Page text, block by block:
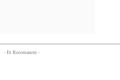
- Et Recomanem -